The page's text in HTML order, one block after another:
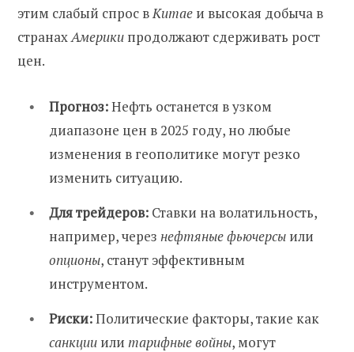
этим слабый спрос вКитае и высокая добыча в
странахАмерики продолжают сдерживать рост
цен.
Прогноз:Нефть останется в узком
диапазоне цен в 2025 году, но любые
изменения в геополитике могут резко
изменить ситуацию.
Для трейдеров: Ставки на волатильность,
например, через нефтяные фьючерсы или
опционы, станут эффективным
инструментом.
Риски:Политические факторы, такие как
санкции или тарифные войны, могут